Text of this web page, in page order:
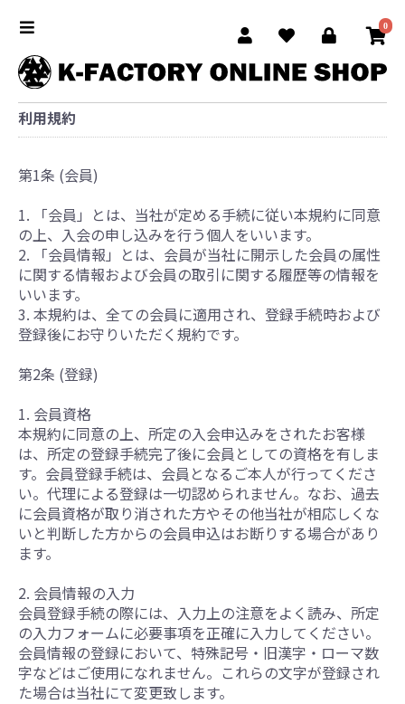
0
利用規約
第1条 (会員)
1. 「会員」とは、当社が定める手続に従い本規約に同意
の上、入会の申し込みを行う個人をいいます。
2. 「会員情報」とは、会員が当社に開示した会員の属性
に関する情報および会員の取引に関する履歴等の情報を
いいます。
3. 本規約は、全ての会員に適用され、登録手続時および
登録後にお守りいただく規約です。
第2条 (登録)
1. 会員資格
本規約に同意の上、所定の入会申込みをされたお客様
は、所定の登録手続完了後に会員としての資格を有しま
す。会員登録手続は、会員となるご本人が行ってくださ
い。代理による登録は一切認められません。なお、過去
に会員資格が取り消された方やその他当社が相応しくな
いと判断した方からの会員申込はお断りする場合があり
ます。
2. 会員情報の入力
会員登録手続の際には、入力上の注意をよく読み、所定
の入力フォームに必要事項を正確に入力してください。
会員情報の登録において、特殊記号・旧漢字・ローマ数
字などはご使用になれません。これらの文字が登録され
た場合は当社にて変更致します。